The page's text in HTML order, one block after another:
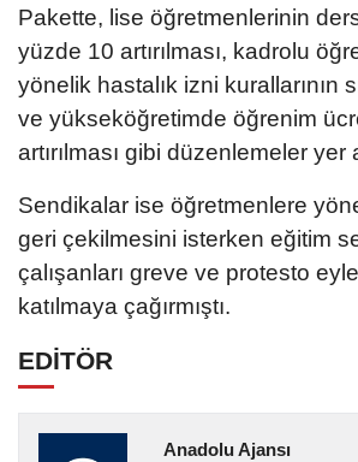
Pakette, lise öğretmenlerinin
yüzde 10 artırılması, kadrolu
yönelik hastalık izni kurallarının
ve yükseköğretimde öğrenim
artırılması gibi düzenlemeler yer
Sendikalar ise öğretmenlere
geri çekilmesini isterken eğitim
çalışanları greve ve protesto
katılmaya çağırmıştı.
EDİTÖR
Anadolu Ajansı